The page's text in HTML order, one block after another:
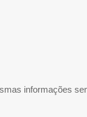
informações